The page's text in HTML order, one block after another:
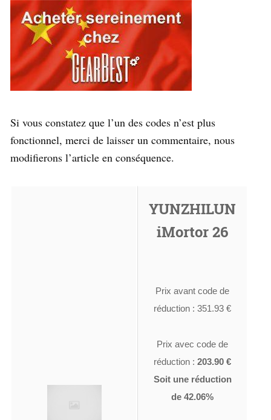
Si vous constatez que l’un des codes n’est plus
fonctionnel, merci de laisser un commentaire, nous
modifierons l’article en conséquence.
YUNZHILUN
iMortor 26
Prix avant code de
réduction : 351.93 €
Prix avec code de
réduction : 203.90 €
Soit une réduction
de 42.06%